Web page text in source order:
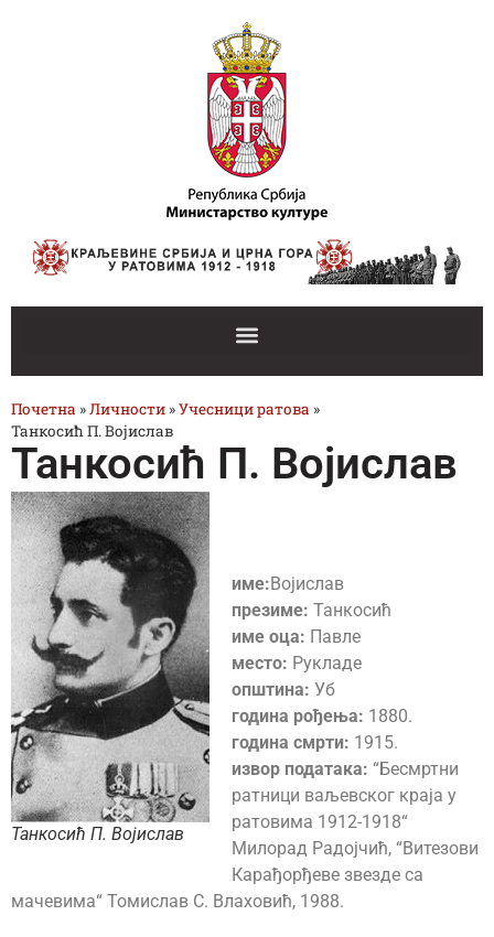
Почетна »Личности »Учесници ратова »
Танкосић П. Војислав
Танкосић П. Војислав
Танкосић П. Војислав
име:Војислав
презиме: Танкосић
име оца: Павле
место: Рукладе
општина: Уб
година рођења: 1880.
година смрти: 1915.
извор података: “Бесмртни
ратници ваљевског краја у
ратовима 1912-1918“
Милорад Радојчић, “Витезови
Карађорђеве звезде са
мачевима“ Томислав С. Влаховић, 1988.